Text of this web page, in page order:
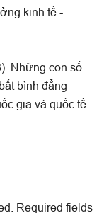
kinh tế -
Những con số
bình đẳng
gia và quốc tế.
Required fields